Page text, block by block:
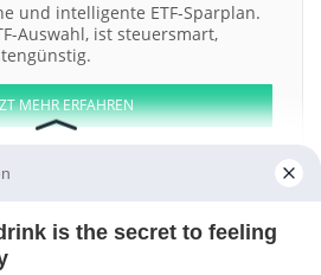
und intelligente ETF-Sparplan.
Auswahl, ist steuersmart,
MEHR ERFAHREN
50 Dow Jones NASDAQ 100 Nikkei 225
is the secret to feeling